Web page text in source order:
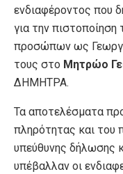
ενδιαφέροντος που
για την
προσώπων ως
τους στο Μητρώο
ΔΗΜΗΤΡΑ.
Τα αποτελέσματα
πληρότητας και του
υπεύθυνης δήλωσης
υπέβαλλαν οι